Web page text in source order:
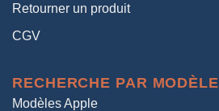
Retourner un produit
CGV
RECHERCHE PAR MODÈLE
Modèles Apple